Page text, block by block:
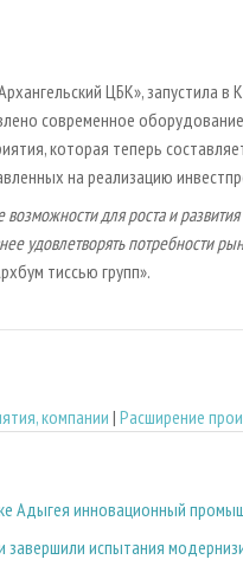
ЦБК», запустила
современное
которая теперь
на реализацию
возможности для роста и
удовлетворять потребности
тиссью групп».
компании| Расширение
Адыгея инновационный
завершили испытания